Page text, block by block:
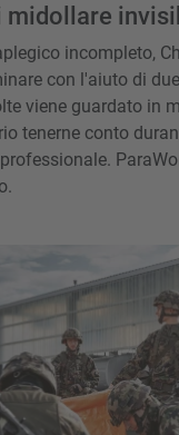
midollare
incompleto,
con l'aiuto di
viene guardato in
tenerne conto